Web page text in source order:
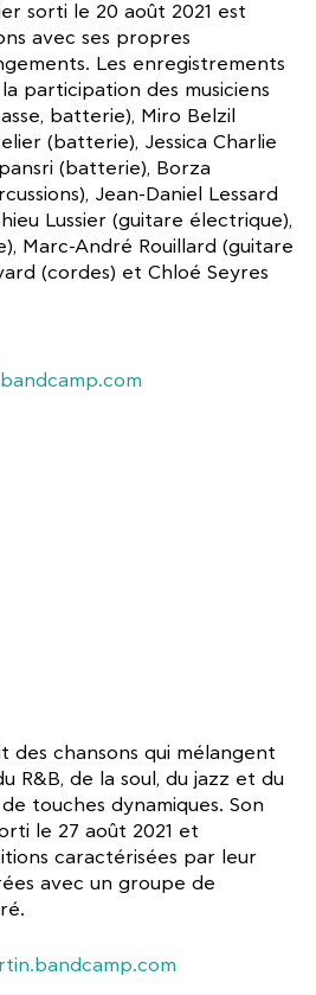
sorti le 20 août 2021 est
avec ses propres
Les enregistrements
participation des musiciens
batterie), Miro Belzil
(batterie), Jessica Charlie
(batterie), Borza
Jean-Daniel Lessard
Lussier (guitare électrique),
Marc-André Rouillard (guitare
(cordes) et Chloé Seyres
des chansons qui mélangent
R&B, de la soul, du jazz et du
touches dynamiques. Son
le 27 août 2021 et
caractérisées par leur
avec un groupe de